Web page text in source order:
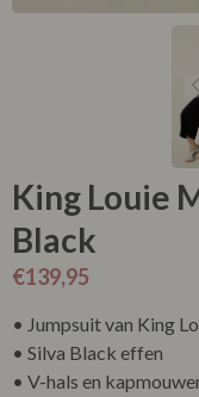
King Louie
Black
€139,95
• Jumpsuit van King
• Silva Black effen
• V-hals en